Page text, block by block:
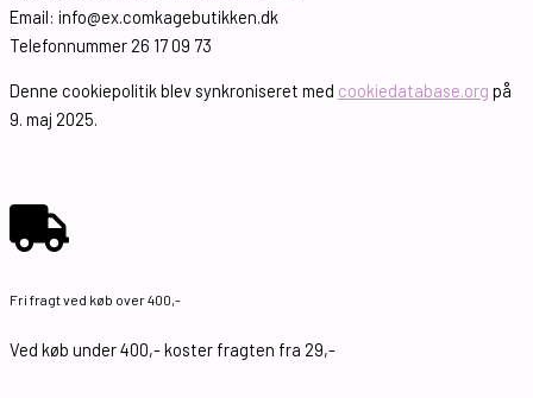
Email: info@ex.comkagebutikken.dk
Telefonnummer 26 17 09 73
Denne cookiepolitik blev synkroniseret med cookiedatabase.org på
9. maj 2025.
Fri fragt ved køb over 400,-
Ved køb under 400,- koster fragten fra 29,-